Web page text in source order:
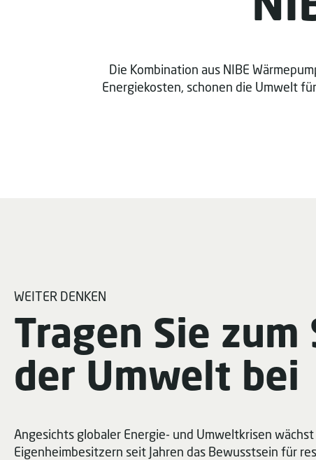
Die Kombination aus NIBE
Energiekosten, schonen die Umwelt
WEITER DENKEN
Tragen Sie zum
der Umwelt bei
Angesichts globaler Energie- und Umweltkrisen wächst
Eigenheimbesitzern seit Jahren das Bewusstsein für